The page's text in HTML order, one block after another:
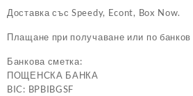
Доставка със Speedy, Econt, Box Now.
Плащане при получаване или по банков
Банкова сметка:
ПОЩЕНСКА БАНКА
BIC: BPBIBGSF